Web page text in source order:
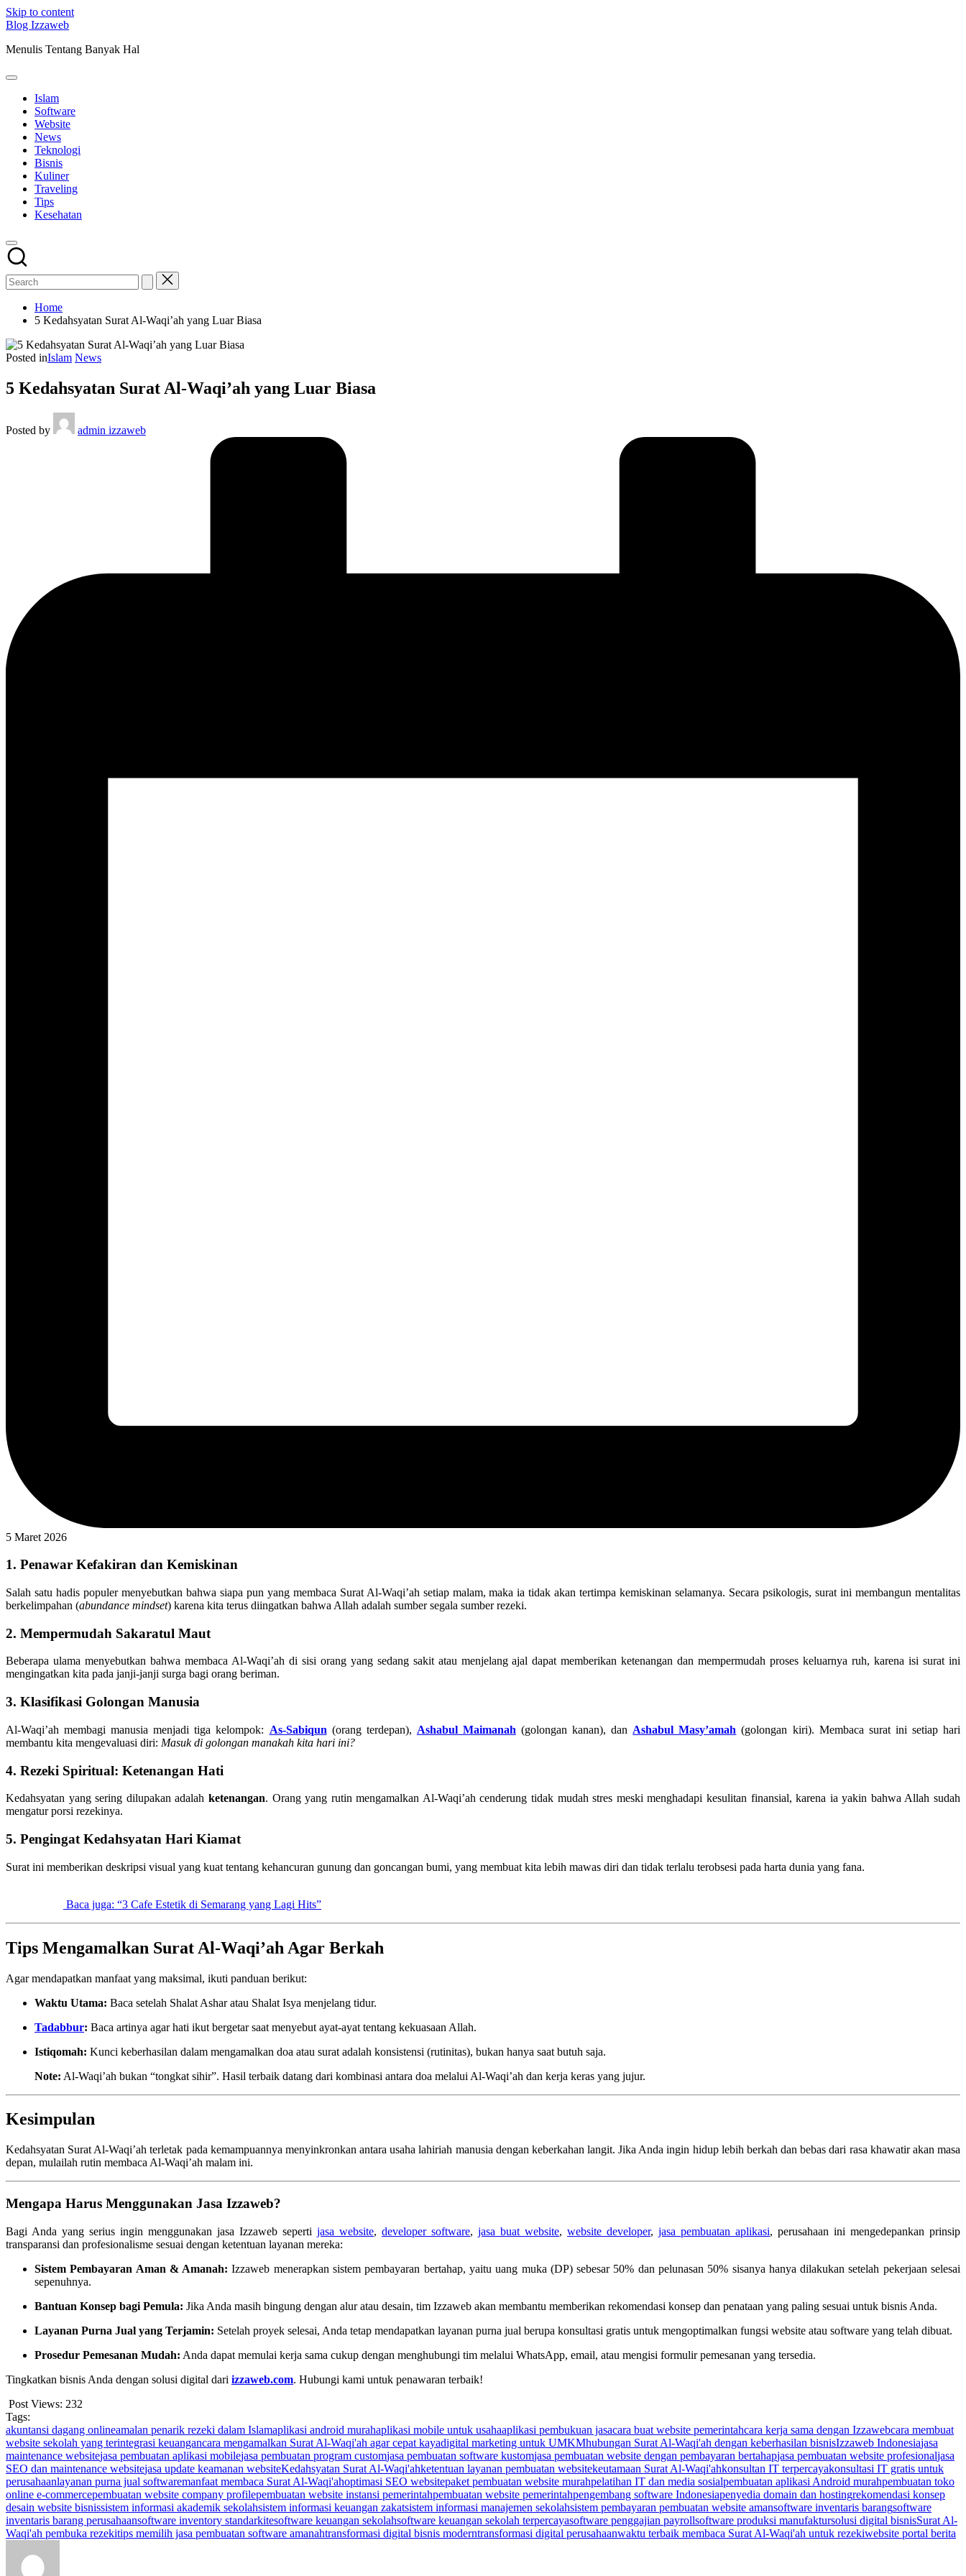
Skip to content
Blog Izzaweb
Menulis Tentang Banyak Hal
Islam
Software
Website
News
Teknologi
Bisnis
Kuliner
Traveling
Tips
Kesehatan
Home
5 Kedahsyatan Surat Al-Waqi’ah yang Luar Biasa
Posted inIslam News
5 Kedahsyatan Surat Al-Waqi’ah yang Luar Biasa
Posted by admin izzaweb
5 Maret 2026
1. Penawar Kefakiran dan Kemiskinan
Salah satu hadis populer menyebutkan bahwa siapa pun yang membaca Surat Al-Waqi’ah setiap malam, maka ia tidak akan tertimpa kemiskinan selamanya. Secara psikologis, surat ini membangun mentalitas
berkelimpahan (abundance mindset) karena kita terus diingatkan bahwa Allah adalah sumber segala sumber rezeki.
2. Mempermudah Sakaratul Maut
Beberapa ulama menyebutkan bahwa membaca Al-Waqi’ah di sisi orang yang sedang sakit atau menjelang ajal dapat memberikan ketenangan dan mempermudah proses keluarnya ruh, karena isi surat ini
mengingatkan kita pada janji-janji surga bagi orang beriman.
3. Klasifikasi Golongan Manusia
Al-Waqi’ah membagi manusia menjadi tiga kelompok: As-Sabiqun (orang terdepan), Ashabul Maimanah (golongan kanan), dan Ashabul Masy’amah (golongan kiri). Membaca surat ini setiap hari
membantu kita mengevaluasi diri: Masuk di golongan manakah kita hari ini?
4. Rezeki Spiritual: Ketenangan Hati
Kedahsyatan yang sering dilupakan adalah ketenangan. Orang yang rutin mengamalkan Al-Waqi’ah cenderung tidak mudah stres meski menghadapi kesulitan finansial, karena ia yakin bahwa Allah sudah
mengatur porsi rezekinya.
5. Pengingat Kedahsyatan Hari Kiamat
Surat ini memberikan deskripsi visual yang kuat tentang kehancuran gunung dan goncangan bumi, yang membuat kita lebih mawas diri dan tidak terlalu terobsesi pada harta dunia yang fana.
Baca juga: “3 Cafe Estetik di Semarang yang Lagi Hits”
Tips Mengamalkan Surat Al-Waqi’ah Agar Berkah
Agar mendapatkan manfaat yang maksimal, ikuti panduan berikut:
Waktu Utama: Baca setelah Shalat Ashar atau Shalat Isya menjelang tidur.
Tadabbur: Baca artinya agar hati ikut bergetar saat menyebut ayat-ayat tentang kekuasaan Allah.
Istiqomah: Kunci keberhasilan dalam mengamalkan doa atau surat adalah konsistensi (rutinitas), bukan hanya saat butuh saja.
Note: Al-Waqi’ah bukan “tongkat sihir”. Hasil terbaik datang dari kombinasi antara doa melalui Al-Waqi’ah dan kerja keras yang jujur.
Kesimpulan
Kedahsyatan Surat Al-Waqi’ah terletak pada kemampuannya menyinkronkan antara usaha lahiriah manusia dengan keberkahan langit. Jika Anda ingin hidup lebih berkah dan bebas dari rasa khawatir akan masa
depan, mulailah rutin membaca Al-Waqi’ah malam ini.
Mengapa Harus Menggunakan Jasa Izzaweb?
Bagi Anda yang serius ingin menggunakan jasa Izzaweb seperti jasa website, developer software, jasa buat website, website developer, jasa pembuatan aplikasi, perusahaan ini mengedepankan prinsip
transparansi dan profesionalisme sesuai dengan ketentuan layanan mereka:
Sistem Pembayaran Aman & Amanah: Izzaweb menerapkan sistem pembayaran bertahap, yaitu uang muka (DP) sebesar 50% dan pelunasan 50% sisanya hanya dilakukan setelah pekerjaan selesai
sepenuhnya.
Bantuan Konsep bagi Pemula: Jika Anda masih bingung dengan alur atau desain, tim Izzaweb akan membantu memberikan rekomendasi konsep dan penataan yang paling sesuai untuk bisnis Anda.
Layanan Purna Jual yang Terjamin: Setelah proyek selesai, Anda tetap mendapatkan layanan purna jual berupa konsultasi gratis untuk mengoptimalkan fungsi website atau software yang telah dibuat.
Prosedur Pemesanan Mudah: Anda dapat memulai kerja sama cukup dengan menghubungi tim melalui WhatsApp, email, atau mengisi formulir pemesanan yang tersedia.
Tingkatkan bisnis Anda dengan solusi digital dari izzaweb.com. Hubungi kami untuk penawaran terbaik!
Post Views: 232
Tags:
akuntansi dagang onlineamalan penarik rezeki dalam Islamaplikasi android murahaplikasi mobile untuk usahaaplikasi pembukuan jasacara buat website pemerintahcara kerja sama dengan Izzawebcara membuat
website sekolah yang terintegrasi keuangancara mengamalkan Surat Al-Waqi'ah agar cepat kayadigital marketing untuk UMKMhubungan Surat Al-Waqi'ah dengan keberhasilan bisnisIzzaweb Indonesiajasa
maintenance websitejasa pembuatan aplikasi mobilejasa pembuatan program customjasa pembuatan software kustomjasa pembuatan website dengan pembayaran bertahapjasa pembuatan website profesionaljasa
SEO dan maintenance websitejasa update keamanan websiteKedahsyatan Surat Al-Waqi'ahketentuan layanan pembuatan websitekeutamaan Surat Al-Waqi'ahkonsultan IT terpercayakonsultasi IT gratis untuk
perusahaanlayanan purna jual softwaremanfaat membaca Surat Al-Waqi'ahoptimasi SEO websitepaket pembuatan website murahpelatihan IT dan media sosialpembuatan aplikasi Android murahpembuatan toko
online e-commercepembuatan website company profilepembuatan website instansi pemerintahpembuatan website pemerintahpengembang software Indonesiapenyedia domain dan hostingrekomendasi konsep
desain website bisnissistem informasi akademik sekolahsistem informasi keuangan zakatsistem informasi manajemen sekolahsistem pembayaran pembuatan website amansoftware inventaris barangsoftware
inventaris barang perusahaansoftware inventory standarkitesoftware keuangan sekolahsoftware keuangan sekolah terpercayasoftware penggajian payrollsoftware produksi manufaktursolusi digital bisnisSurat Al-
Waqi'ah pembuka rezekitips memilih jasa pembuatan software amanahtransformasi digital bisnis moderntransformasi digital perusahaanwaktu terbaik membaca Surat Al-Waqi'ah untuk rezekiwebsite portal berita